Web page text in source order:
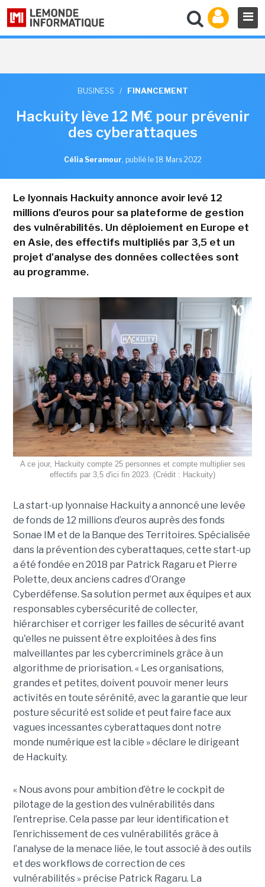
BUSINESS / FINANCEMENT
Hackuity lève 12 M€ pour prévenir
des cyberattaques
Célia Seramour, publié le 18 Mars 2022
Le lyonnais Hackuity annonce avoir levé 12
millions d'euros pour sa plateforme de gestion
des vulnérabilités. Un déploiement en Europe et
en Asie, des effectifs multipliés par 3,5 et un
projet d'analyse des données collectées sont
au programme.
A ce jour, Hackuity compte 25 personnes et compte multiplier ses
effectifs par 3,5 d'ici fin 2023. (Crédit : Hackuity)
La start-up lyonnaise Hackuity a annoncé une levée
de fonds de 12 millions d’euros auprès des fonds
Sonae IM et de la Banque des Territoires. Spécialisée
dans la prévention des cyberattaques, cette start-up
a été fondée en 2018 par Patrick Ragaru et Pierre
Polette, deux anciens cadres d’Orange
Cyberdéfense. Sa solution permet aux équipes et aux
responsables cybersécurité de collecter,
hiérarchiser et corriger les failles de sécurité avant
qu'elles ne puissent être exploitées à des fins
malveillantes par les cybercriminels grâce à un
algorithme de priorisation. « Les organisations,
grandes et petites, doivent pouvoir mener leurs
activités en toute sérénité, avec la garantie que leur
posture sécurité est solide et peut faire face aux
vagues incessantes cyberattaques dont notre
monde numérique est la cible » déclare le dirigeant
de Hackuity.
« Nous avons pour ambition d’être le cockpit de
pilotage de la gestion des vulnérabilités dans
l’entreprise. Cela passe par leur identification et
l’enrichissement de ces vulnérabilités grâce à
l’analyse de la menace liée, le tout associé à des outils
et des workflows de correction de ces
vulnérabilités » précise Patrick Ragaru. La